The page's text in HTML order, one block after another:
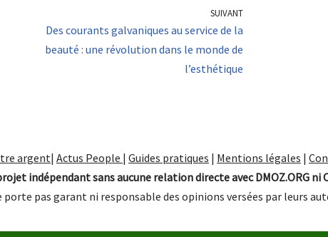
SUIVANT
Des courants galvaniques au service de la
beauté : une révolution dans le monde de
l’esthétique
argent| Actus People | Guides pratiques | Mentions légales |
indépendant sans aucune relation directe avec DMOZ.ORG ni
porte pas garant ni responsable des opinions versées par leurs